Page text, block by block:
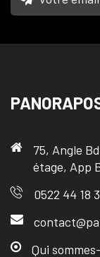
75, Angle
étage, App
0522 44 18
Qui